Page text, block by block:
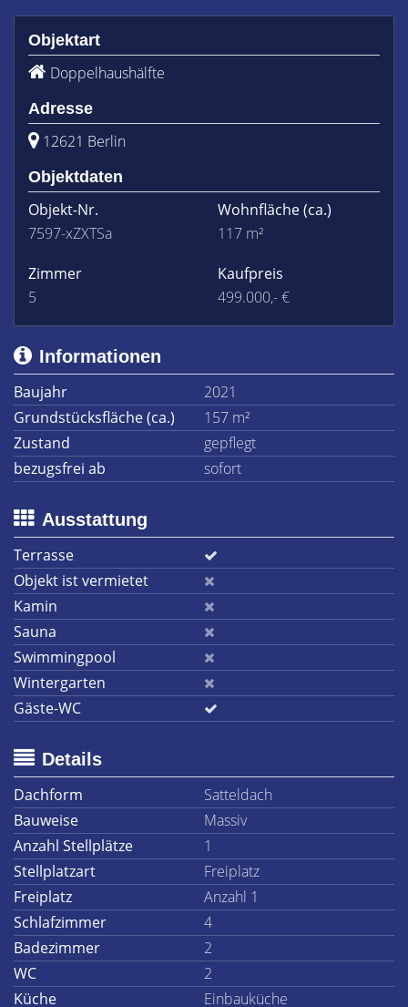
Objektart
Doppelhaushälfte
Adresse
12621 Berlin
Objektdaten
Objekt-Nr.
7597-xZXTSa
Wohnfläche(ca.)
117 m²
Zimmer
5
Kaufpreis
499.000,- €
Informationen
Baujahr
2021
Grundstücksfläche (ca.)
157 m²
Zustand
gepflegt
bezugsfrei ab
sofort
Ausstattung
Terrasse
Objekt ist vermietet
Kamin
Sauna
Swimmingpool
Wintergarten
Gäste-WC
Details
Dachform
Satteldach
Bauweise
Massiv
Anzahl Stellplätze
1
Stellplatzart
Freiplatz
Freiplatz
Anzahl 1
Schlafzimmer
4
Badezimmer
2
WC
2
Küche
Einbauküche